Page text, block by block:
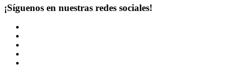
¡Síguenos en nuestras redes sociales!